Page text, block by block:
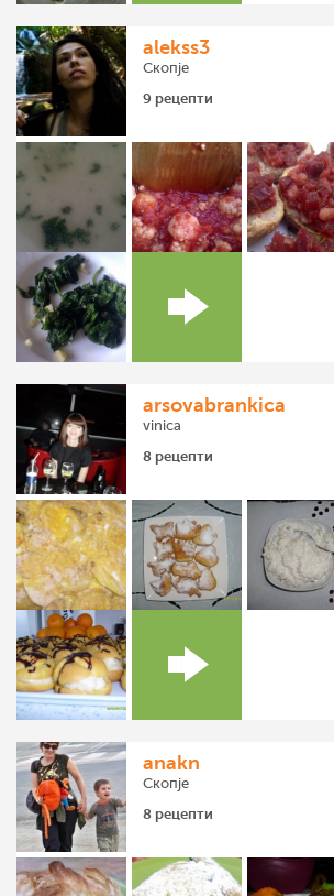
alekss3
Скопје
9 рецепти
arsovabrankica
vinica
8 рецепти
anakn
Скопје
8 рецепти